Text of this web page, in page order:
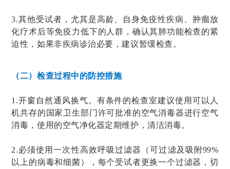
3.其他受试者，尤其是高龄、自身免疫性疾病、肿瘤放
化疗术后等免疫力低下的人群，确认其肺功能检查的紧
迫性，如果非疾病诊治必要，建议暂缓检查。
（二）检查过程中的防控措施
1.开窗自然通风换气。有条件的检查室建议使用可以人
机共存的国家卫生部门许可批准的空气消毒器进行空气
消毒，使用的空气净化器定期维护，清洁消毒。
2.必须使用一次性高效呼吸过滤器（可过滤及吸附99%
以上的病毒和细菌），每个受试者更换一个过滤器，切